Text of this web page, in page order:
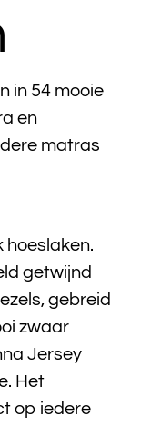
in 54 mooie
en
matras
hoeslaken.
getwijnd
gebreid
zwaar
Jersey
Het
op iedere